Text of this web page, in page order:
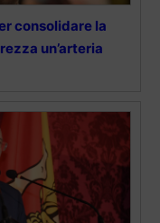
consolidare la
un’arteria